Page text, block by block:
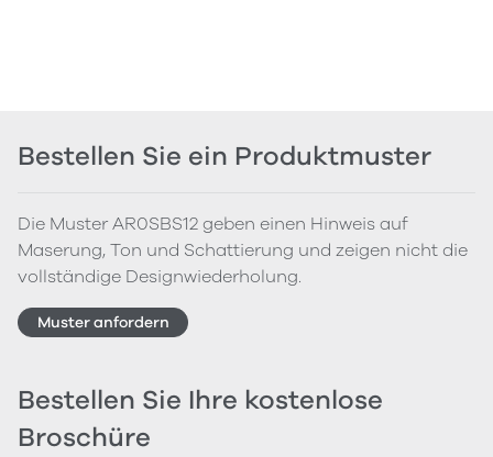
Bestellen Sie ein Produktmuster
Die Muster AR0SBS12 geben einen Hinweis auf
Maserung, Ton und Schattierung und zeigen nicht die
vollständige Designwiederholung.
Muster anfordern
Bestellen Sie Ihre kostenlose
Broschüre